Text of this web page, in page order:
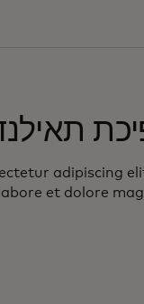
adipiscing
et dolore